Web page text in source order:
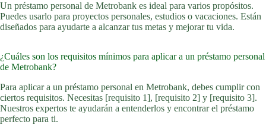
Un préstamo personal de Metrobank es ideal para varios propósitos.
Puedes usarlo para proyectos personales, estudios o vacaciones. Están
diseñados para ayudarte a alcanzar tus metas y mejorar tu vida.
¿Cuáles son los requisitos mínimos para aplicar a un préstamo personal
de Metrobank?
Para aplicar a un préstamo personal en Metrobank, debes cumplir con
ciertos requisitos. Necesitas [requisito 1], [requisito 2] y [requisito 3].
Nuestros expertos te ayudarán a entenderlos y encontrar el préstamo
perfecto para ti.